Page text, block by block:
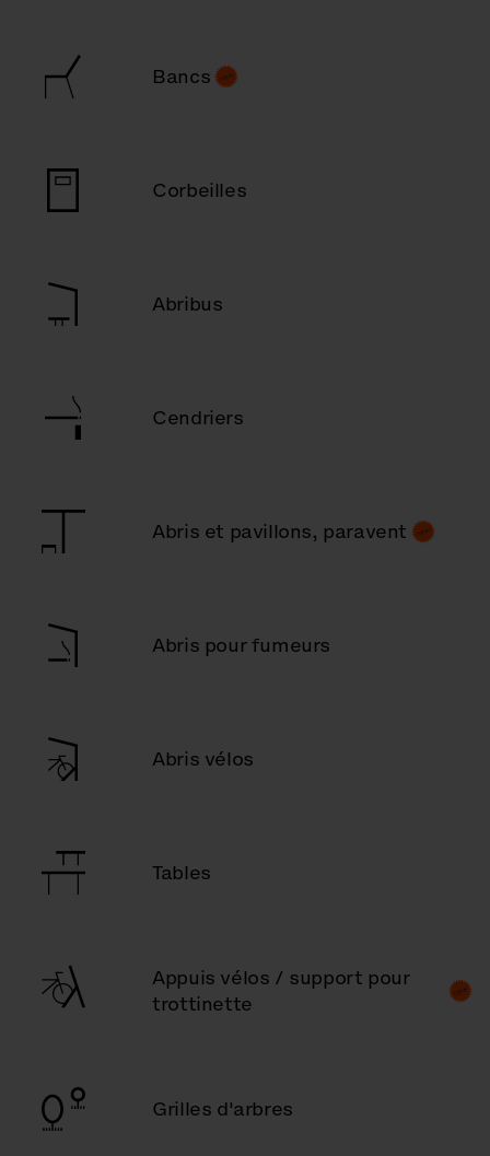
Bancs
Corbeilles
Abribus
Cendriers
Abris et pavillons, paravent
Abris pour fumeurs
Abris vélos
Tables
Appuis vélos / support pour
trottinette
Grilles d'arbres